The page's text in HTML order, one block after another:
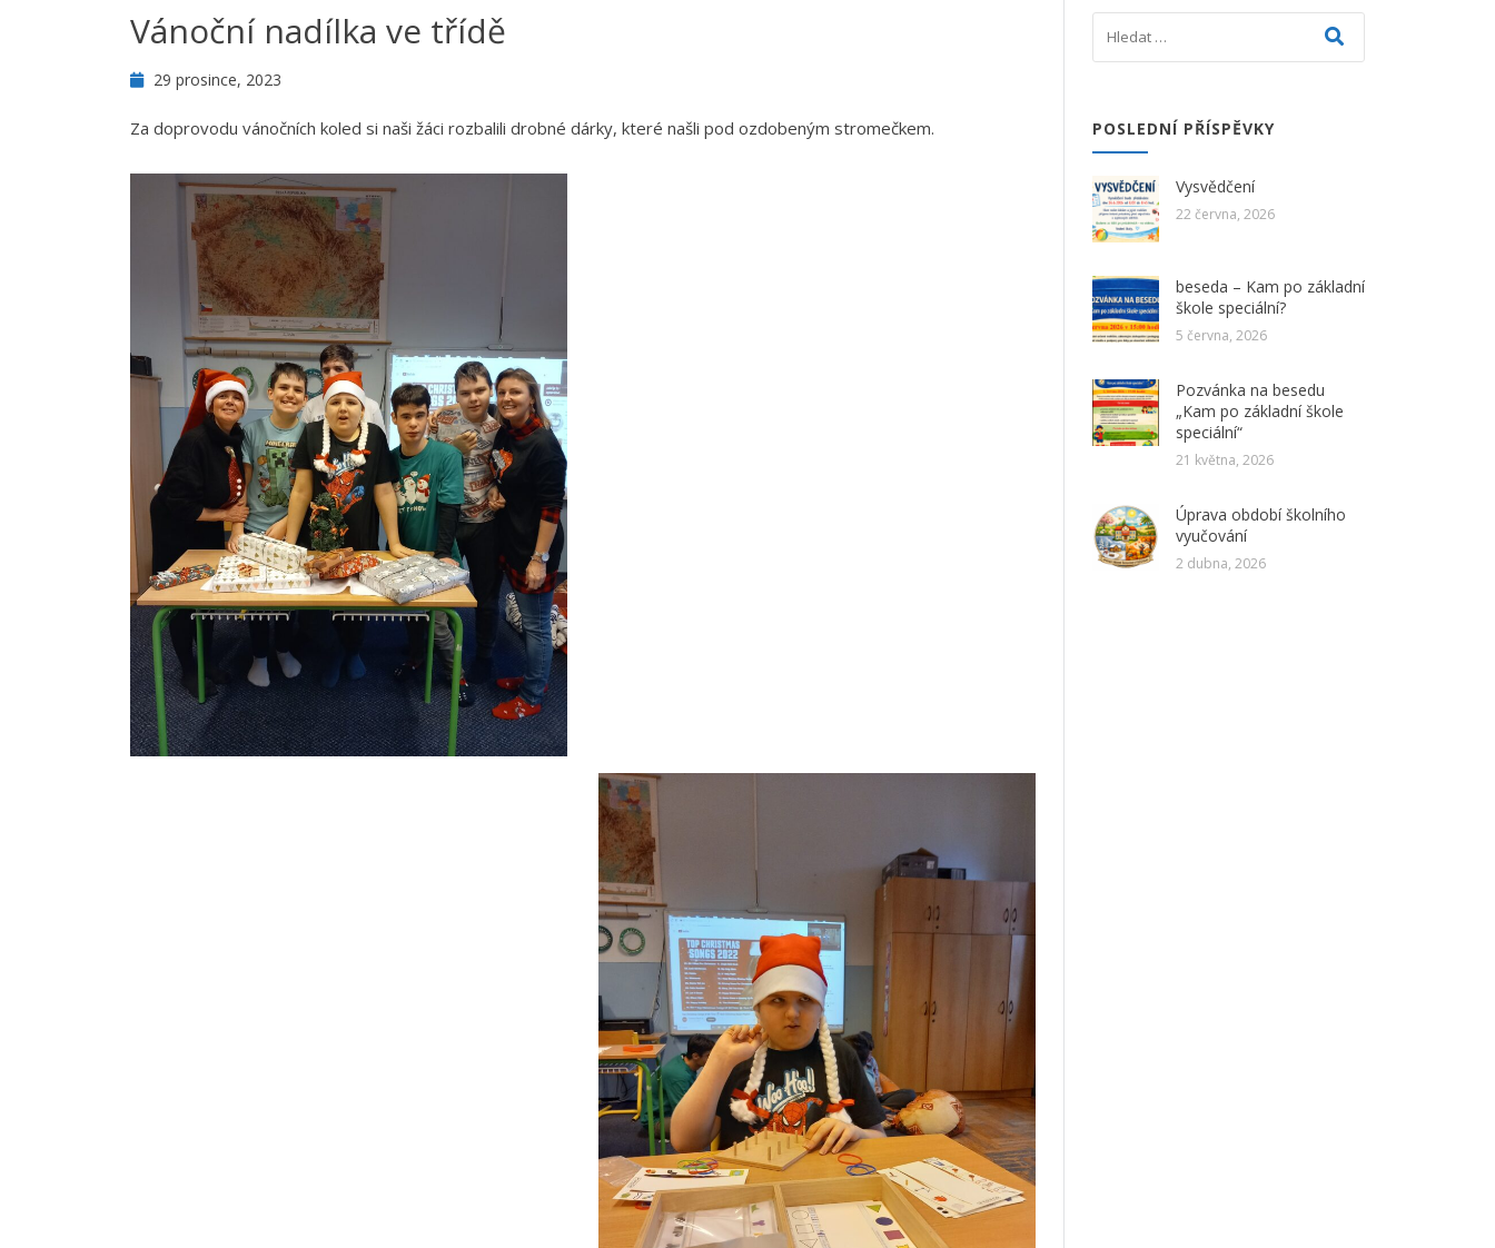
Vánoční nadílka ve třídě
29 prosince, 2023
Za doprovodu vánočních koled si naši žáci rozbalili drobné dárky, které našli pod ozdobeným stromečkem. POSLEDNÍ PŘÍSPĚVKY
Vysvědčení
22 června, 2026
beseda – Kam po základní
škole speciální?
5 června, 2026
Pozvánka na besedu
„Kam po základní škole
speciální“
21 května, 2026
Úprava období školního
vyučování
2 dubna, 2026